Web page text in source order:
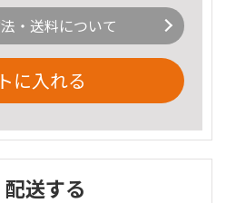
・送料について
に入れる
配送する